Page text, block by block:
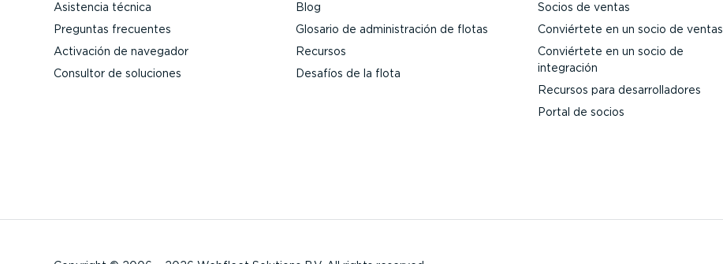
Asistencia técnica
Preguntas frecuentes
Activación de navegador
Consultor de soluciones
Blog
Glosario de adminis­tración de flotas
Recursos
Desafíos de la flota
Socios de ventas
Conviértete en un socio de ventas
Conviértete en un socio de
integración
Recursos para desarro­lla­dores
Portal de socios